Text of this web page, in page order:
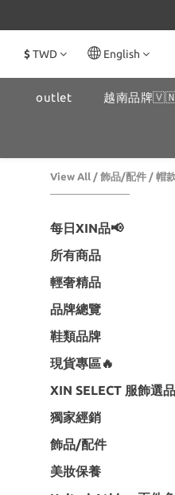
$TWD English
outlet 越南品牌
View All / 飾品/配件 / 帽
每日XIN品📢
所有商品
輕奢精品
品牌總覽
鞋類品牌
現貨專區🔥
XIN SELECT 服飾選品
獨家經銷
飾品/配件
美妝保養